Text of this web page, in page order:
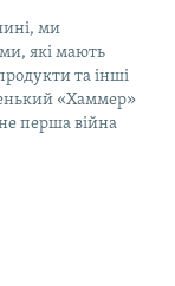
ми
які мають
та інші
«Хаммер»
перша війна